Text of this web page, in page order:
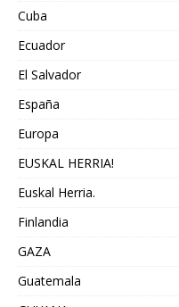
Cuba
Ecuador
El Salvador
España
Europa
EUSKAL HERRIA!
Euskal Herria.
Finlandia
GAZA
Guatemala